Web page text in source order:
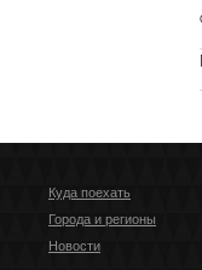
Куда поехать
Города и регионы
Новости